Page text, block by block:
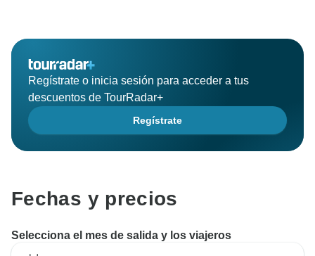
Regístrate o inicia sesión para acceder a tus
descuentos de TourRadar+
Regístrate
Fechas y precios
Selecciona el mes de salida y los viajeros